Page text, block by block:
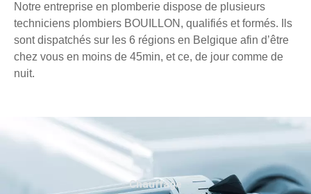
Notre entreprise en plomberie dispose de plusieurs
techniciens plombiers BOUILLON, qualifiés et formés. Ils
sont dispatchés sur les 6 régions en Belgique afin d’être
chez vous en moins de 45min, et ce, de jour comme de
nuit.
Chauffage